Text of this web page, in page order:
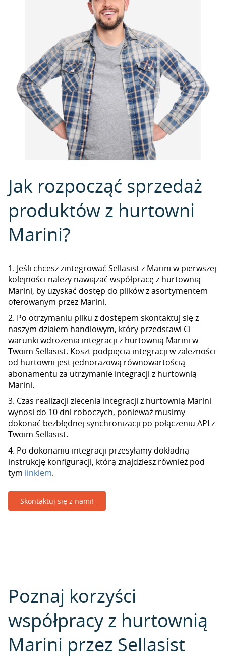
Jak rozpocząć sprzedaż
produktów z hurtowni
Marini?
1. Jeśli chcesz zintegrować Sellasist z Marini w pierwszej
kolejności należy nawiązać współpracę z hurtownią
Marini, by uzyskać dostęp do plików z asortymentem
oferowanym przez Marini.
2. Po otrzymaniu pliku z dostępem skontaktuj się z
naszym działem handlowym, który przedstawi Ci
warunki wdrożenia integracji z hurtownią Marini w
Twoim Sellasist. Koszt podpięcia integracji w zależności
od hurtowni jest jednorazową równowartością
abonamentu za utrzymanie integracji z hurtownią
Marini.
3. Czas realizacji zlecenia integracji z hurtownią Marini
wynosi do 10 dni roboczych, ponieważ musimy
dokonać bezbłędnej synchronizacji po połączeniu API z
Twoim Sellasist.
4. Po dokonaniu integracji przesyłamy dokładną
instrukcję konfiguracji, którą znajdziesz również pod
tym linkiem.
Skontaktuj się z nami!
Poznaj korzyści
współpracy z hurtownią
Marini przez Sellasist